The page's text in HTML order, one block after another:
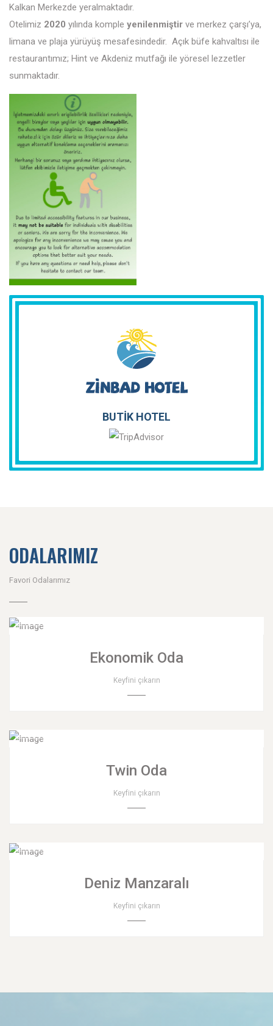
Kalkan Merkezde yeralmaktadır.
Otelimiz 2020 yılında komple yenilenmiştir ve merkez çarşı’ya,
limana ve plaja yürüyüş mesafesindedir. Açık büfe kahvaltısı ile
restaurantımız; Hint ve Akdeniz mutfağı ile yöresel lezzetler
sunmaktadır.
BUTİK HOTEL
ODALARIMIZ
Favori Odalarımız
Ekonomik Oda
Keyfini çıkarın
Twin Oda
Keyfini çıkarın
Deniz Manzaralı
Keyfini çıkarın